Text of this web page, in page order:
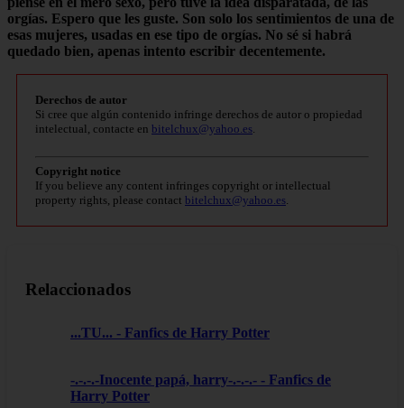
orgías. Espero que les guste. Son solo los sentimientos de una de
esas mujeres, usadas en ese tipo de orgías. No sé si habrá
quedado bien, apenas intento escribir decentemente.
Derechos de autor
Si cree que algún contenido infringe derechos de autor o propiedad
intelectual, contacte en bitelchux@yahoo.es
Copyright notice
If you believe any content infringes copyright or intellectual
property rights, please contact bitelchux@yahoo.es
Relaccionados
...TU... - Fanfics de Harry Potter
-.-.-.-Inocente papá, harry-.-.-.- - Fanfics de
Harry Potter